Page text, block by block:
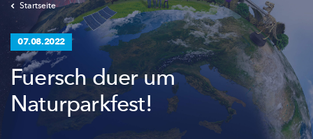
Startseite
07.08.2022
Fuersch duer um
Naturparkfest!